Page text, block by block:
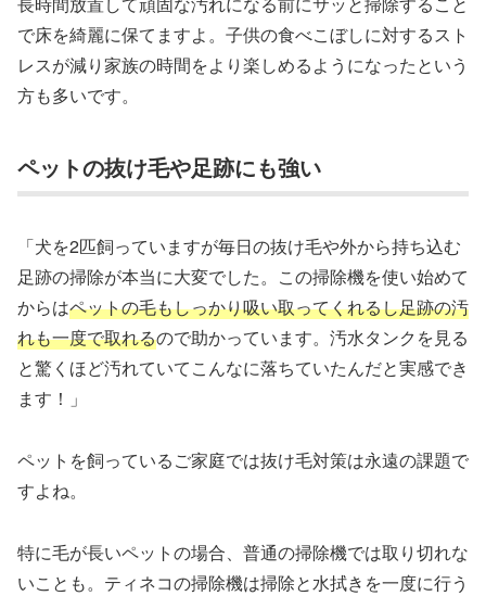
で床を綺麗に保てますよ。子供の食べこぼしに対するスト
レスが減り家族の時間をより楽しめるようになったという
方も多いです。
ペットの抜け毛や足跡にも強い
「犬を2匹飼っていますが毎日の抜け毛や外から持ち込む
足跡の掃除が本当に大変でした。この掃除機を使い始めて
からはペットの毛もしっかり吸い取ってくれるし足跡の汚
れも一度で取れるので助かっています。汚水タンクを見る
と驚くほど汚れていてこんなに落ちていたんだと実感でき
ます！」
ペットを飼っているご家庭では抜け毛対策は永遠の課題で
すよね。
特に毛が長いペットの場合、普通の掃除機では取り切れな
いことも。ティネコの掃除機は掃除と水拭きを一度に行う